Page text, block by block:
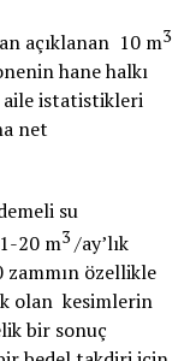
açıklanan 10 m3
hane halkı
aile istatistikleri
net
su
20 m3/ay’lık
zammın özellikle
olan kesimlerin
bir sonuç